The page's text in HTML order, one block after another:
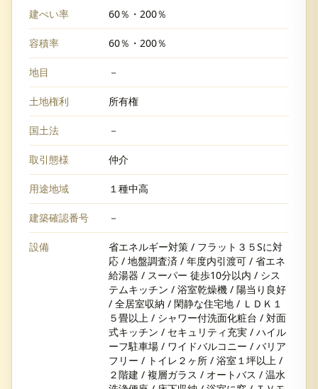
建ぺい率 60％・200％
容積率 60％・200％
地目 －
土地権利 所有権
国土法 －
取引態様 仲介
用途地域 １種中高
建築確認番号 －
設備
省エネルギー対策 / フラット３５Sに対
応 / 地盤調査済 / 年度内引渡可 / 省エネ
給湯器 / スーパー 徒歩10分以内 / シス
テムキッチン / 浴室乾燥機 / 陽当り良好
/ 全居室収納 / 閑静な住宅地 / ＬＤＫ１
５畳以上 / シャワー付洗面化粧台 / 対面
式キッチン / セキュリティ充実 / ハイル
ーフ駐車場 / ワイドバルコニー / バリア
フリー / トイレ２ヶ所 / 浴室１坪以上 /
２階建 / 複層ガラス / オートバス / 温水